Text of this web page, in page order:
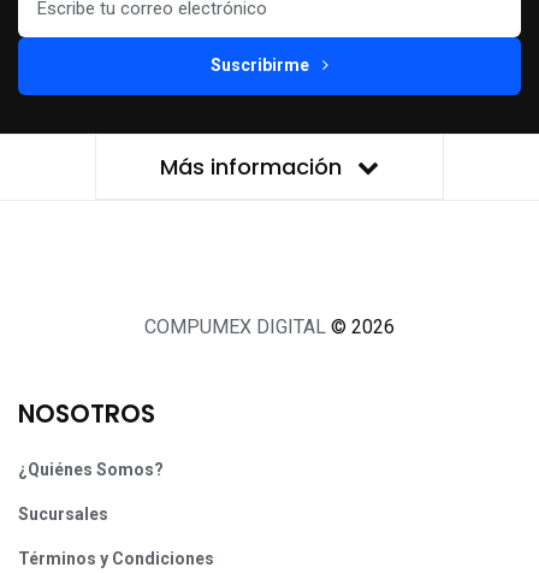
Suscribirme
Más información
COMPUMEX DIGITAL © 2026
NOSOTROS
¿Quiénes Somos?
Sucursales
Términos y Condiciones